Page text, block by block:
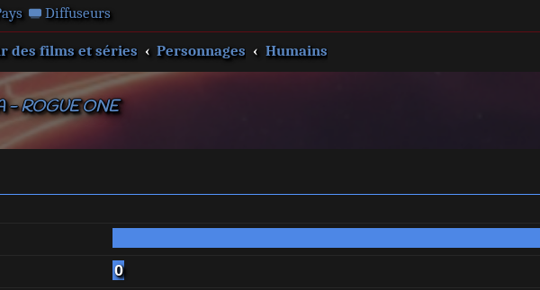
Diffuseurs
des films et séries Personnages Humains
- ROGUE ONE
0